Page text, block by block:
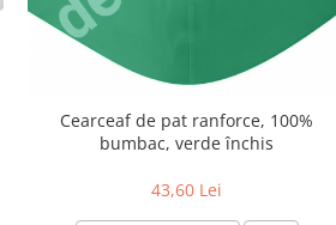
Cearceaf de pat ranforce, 100%
bumbac, verde închis
43,60 Lei